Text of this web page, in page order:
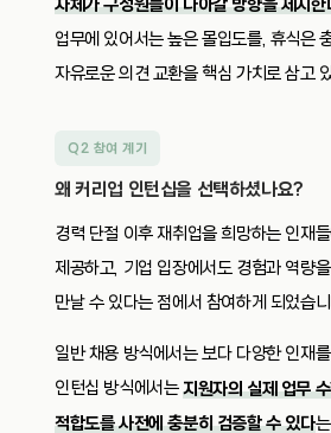
업무에 있어서는 높은 몰입도를, 휴식은
자유로운 의견 교환을 핵심 가치로 삼고
Q2 참여 계기
왜 커리업 인턴십을 선택하셨나요?
경력 단절 이후 재취업을 희망하는 인재
제공하고, 기업 입장에서도 경험과 역량
만날 수 있다는 점에서 참여하게 되었습니
일반 채용 방식에서는 보다 다양한 인재
인턴십 방식에서는지원자의 실제 업무
적합도를 사전에 충분히 검증할 수 있다